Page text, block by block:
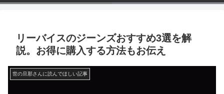
リーバイスのジーンズおすすめ3選を解
説。お得に購入する方法もお伝え
世の旦那さんに読んでほしい記事